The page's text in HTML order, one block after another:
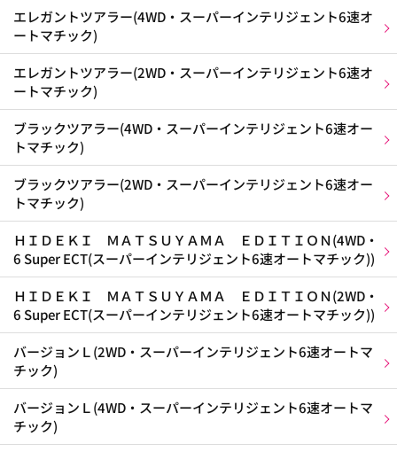
エレガントツアラー(4WD・スーパーインテリジェント6速オ
ートマチック)
エレガントツアラー(2WD・スーパーインテリジェント6速オ
ートマチック)
ブラックツアラー(4WD・スーパーインテリジェント6速オー
トマチック)
ブラックツアラー(2WD・スーパーインテリジェント6速オー
トマチック)
ＨＩＤＥＫＩ ＭＡＴＳＵＹＡＭＡ ＥＤＩＴＩＯＮ(4WD・
6 Super ECT(スーパーインテリジェント6速オートマチック))
ＨＩＤＥＫＩ ＭＡＴＳＵＹＡＭＡ ＥＤＩＴＩＯＮ(2WD・
6 Super ECT(スーパーインテリジェント6速オートマチック))
バージョンＬ(2WD・スーパーインテリジェント6速オートマ
チック)
バージョンＬ(4WD・スーパーインテリジェント6速オートマ
チック)